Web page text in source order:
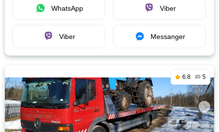
WhatsApp Viber
Viber Messanger
6.8 5